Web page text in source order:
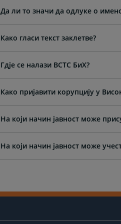
Да ли то значи да одлуке о
Како гласи текст заклетве?
Гдје се налази ВСТС БиХ?
Како пријавити корупцију у
На који начин јавност може
На који начин јавност може